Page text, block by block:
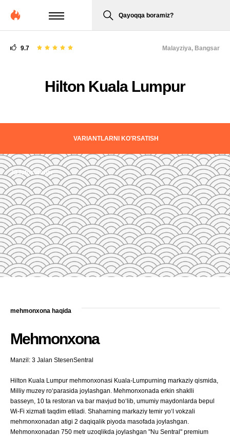
Qayoqqa boramiz?
9.7
Hilton Kuala Lumpur
Malayziya, Bangsar
VARIANTLARNI KO'RSATISH
38 fotosuratlar
mehmonxona haqida
Mehmonxona
Manzil: 3 Jalan StesenSentral
Hilton Kuala Lumpur mehmonxonasi Kuala-Lumpurning markaziy qismida,
Milliy muzey ro‘parasida joylashgan. Mehmonxonada erkin shaklli
basseyn, 10 ta restoran va bar mavjud bo‘lib, umumiy maydonlarda bepul
Wi-Fi xizmati taqdim etiladi. Shaharning markaziy temir yo‘l vokzali
mehmonxonadan atigi 2 daqiqalik piyoda masofada joylashgan.
Mehmonxonadan 750 metr uzoqlikda joylashgan "Nu Sentral" premium